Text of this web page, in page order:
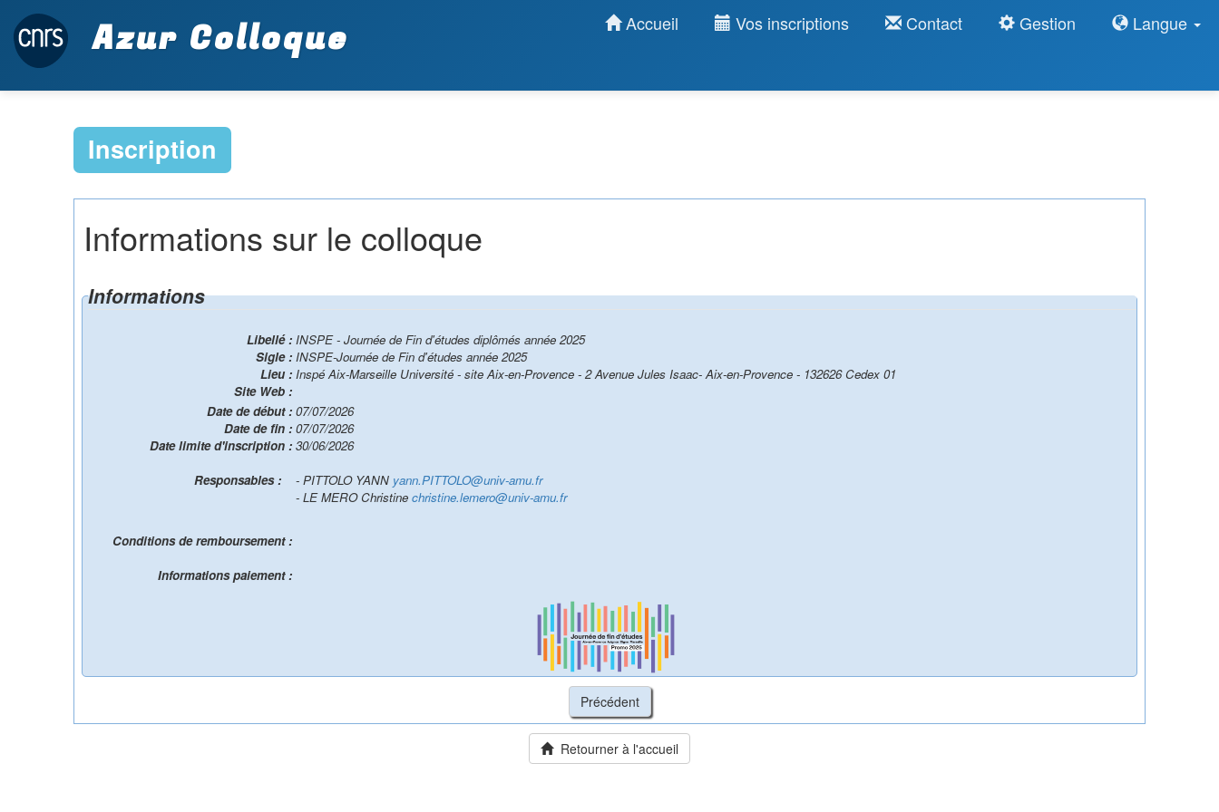
Azur Colloque Accueil Vos inscriptions Contact Gestion Langue
Inscription
Informations sur le colloque
Informations
Libellé : INSPE - Journée de Fin d'études diplômés année 2025
Sigle : INSPE-Journée de Fin d'études année 2025
Lieu : Inspé Aix-Marseille Université - site Aix-en-Provence - 2 Avenue Jules Isaac- Aix-en-Provence - 132626 Cedex 01
Site Web :
Date de début : 07/07/2026
Date de fin : 07/07/2026
Date limite d'inscription : 30/06/2026
- PITTOLO YANN yann.PITTOLO@univ-amu.fr
- LE MERO Christine christine.lemero@univ-amu.fr
Conditions de remboursement :
Informations paiement :
Retourner à l'accueil